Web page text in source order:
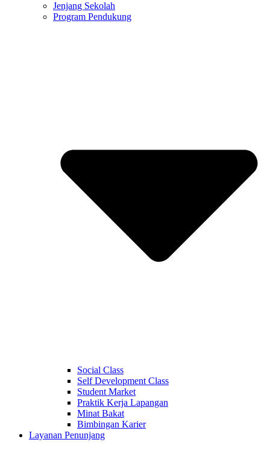
Jenjang Sekolah
Program Pendukung
Social Class
Self Development Class
Student Market
Praktik Kerja Lapangan
Minat Bakat
Bimbingan Karier
Layanan Penunjang